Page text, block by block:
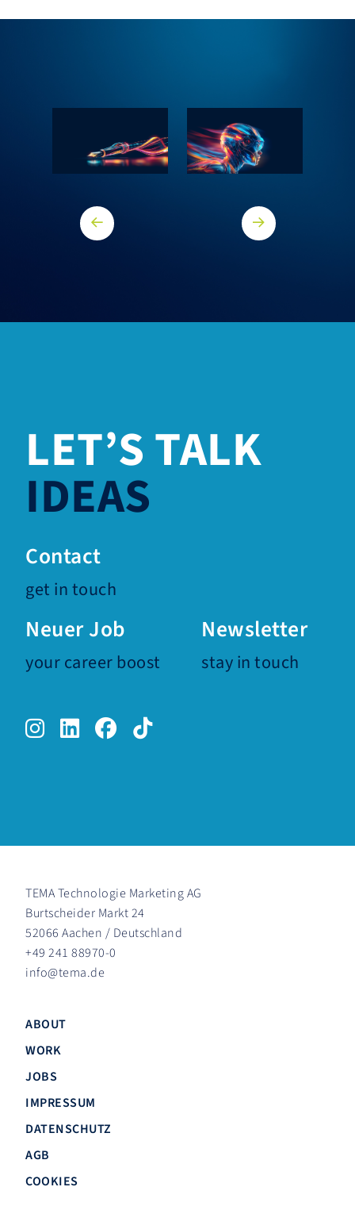
Vorheriger Core Nächster Core
LET’S TALK
IDEAS
Contact
get in touch
Neuer Job
your career boost
Newsletter
stay in touch
Instagram.
LinkedIn.Facebook.
TikTok.
TEMA Technologie Marketing AG
Burtscheider Markt 24
52066 Aachen / Deutschland
+49 241 88970-0
info@tema.de
ABOUT
WORK
JOBS
IMPRESSUM
DATENSCHUTZ
AGB
COOKIES